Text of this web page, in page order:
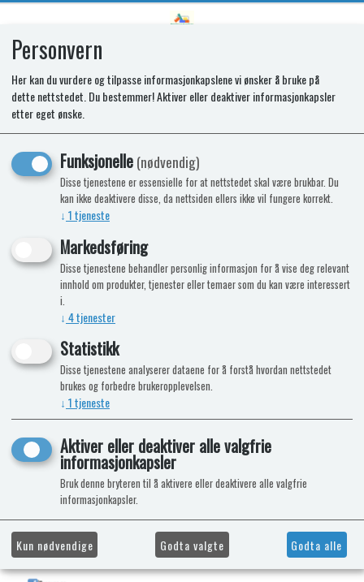
SPARES KIT - OVEN/GRILL TAP. 0.35
(COL) CO-AXIAL. NO COVER
Personvern
Her kan du vurdere og tilpasse informasjonkapslene vi ønsker å bruke på
dette nettstedet. Du bestemmer! Aktiver eller deaktiver informasjonkapsler
etter eget ønske.
Funksjonelle(nødvendig)
Disse tjenestene er essensielle for at nettstedet skal være brukbar. Du
kan ikke deaktivere disse, da nettsiden ellers ikke vil fungere korrekt.
↓ 1tjeneste
Markedsføring
Disse tjenestene behandler personlig informasjon for å vise deg relevant
innhold om produkter, tjenester eller temaer som du kan være interessert
i.
↓ 4tjenester
Statistikk
Disse tjenestene analyserer dataene for å forstå hvordan nettstedet
brukes og forbedre brukeropplevelsen.
↓ 1tjeneste
Aktiver eller deaktiver alle valgfrie
informasjonkapsler
Bruk denne bryteren til å aktivere eller deaktivere alle valgfrie
informasjonkapsler.
Kun nødvendige Godta valgte Godta alle